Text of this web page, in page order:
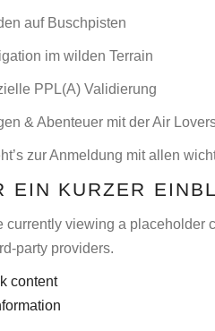
auf Buschpisten
im wilden Terrain
PPL(A) Validierung
& Abenteuer mit der Air
zur Anmeldung mit allen
EIN KURZER
currently viewing a placeholder
party providers.
content